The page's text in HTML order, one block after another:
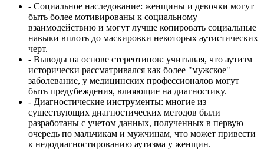
- Социальное наследование: женщины и девочки могут
быть более мотивированы к социальному
взаимодействию и могут лучше копировать социальные
навыки вплоть до маскировки некоторых аутистических
черт.
- Выводы на основе стереотипов: учитывая, что аутизм
исторически рассматривался как более "мужское"
заболевание, у медицинских профессионалов могут
быть предубеждения, влияющие на диагностику.
- Диагностические инструменты: многие из
существующих диагностических методов были
разработаны с учетом данных, полученных в первую
очередь по мальчикам и мужчинам, что может привести
к недодиагностированию аутизма у женщин.